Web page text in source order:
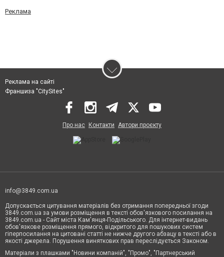
Реклама
Реклама на сайті
Франшиза "CitySites"
Про нас Контакти Автори проєкту
info@3849.com.ua
Допускається цитування матеріалів без отримання попередньої згоди
3849.com.ua за умови розміщення в тексті обов'язкового посилання на
3849.com.ua - Сайт міста Кам'янця-Подільського. Для інтернет-видань
обов'язкове розміщення прямого, відкритого для пошукових систем
гіперпосилання на цитовані статті не нижче другого абзацу в тексті або в
якості джерела. Порушення виняткових прав переслідується Законом.
Матеріали з плашками "Новини компаній", "Промо", "Партнерський